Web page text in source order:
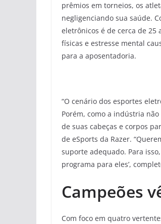
prêmios em torneios, os
negligenciando sua saúde.
eletrônicos é de cerca de 25
físicas e estresse mental
para a aposentadoria.
“O cenário dos esportes
Porém, como a indústria
de suas cabeças e corpos
de eSports da Razer.
suporte adequado. Para
programa para eles’,
Campeões
Com foco em quatro